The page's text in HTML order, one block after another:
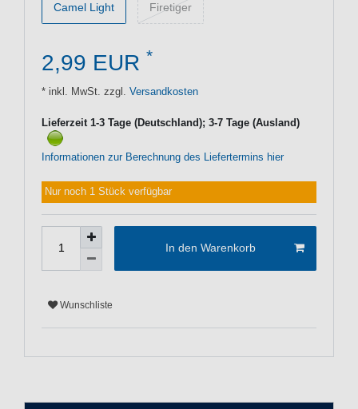
Camel Light Firetiger
2,99 EUR *
* inkl. MwSt. zzgl. Versandkosten
Lieferzeit 1-3 Tage (Deutschland); 3-7 Tage (Ausland)
Informationen zur Berechnung des Liefertermins hier
Nur noch 1 Stück verfügbar
In den Warenkorb
Wunschliste